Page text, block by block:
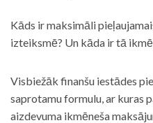
Kāds ir maksimāli
izteiksmē? Un kāda ir tā
Visbiežāk finanšu iestādes
saprotamu formulu, ar kuras
aizdevuma ikmēneša